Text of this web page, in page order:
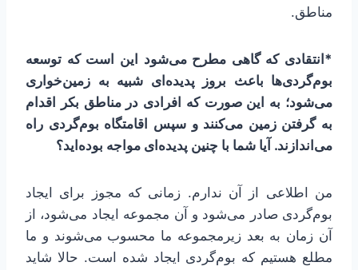
مناطق.
*انتقادی که گاهی مطرح می‌شود این است که توسعه
بوم‌گردی‌ها باعث بروز پدیده‌ای شبیه به زمین‌خواری
می‌شود؛ به این صورت که افرادی در مناطق بکر اقدام
به گرفتن زمین می‌کنند و سپس اقامتگاه بوم‌گردی راه
می‌اندازند. آیا شما با چنین پدیده‌ای مواجه بوده‌اید؟
من اطلاعی از آن ندارم. زمانی که مجوز برای ایجاد
بوم‌گردی صادر می‌شود و آن مجموعه ایجاد می‌شود، از
آن زمان به بعد زیرمجموعه ما محسوب می‌شوند و ما
مطلع هستیم که بوم‌گردی ایجاد شده است. حالا شاید